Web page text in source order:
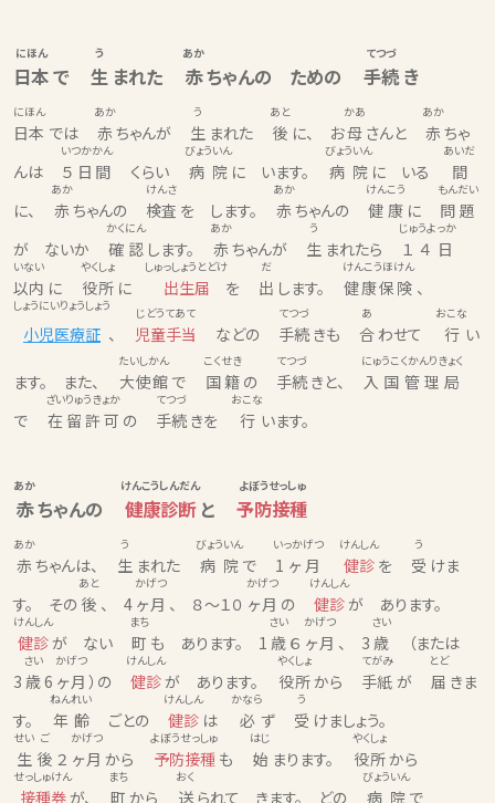
日本
にほん
で 生
う
まれた 赤
あか
ちゃんの ための 手続
てつづ
き
日本
にほん
では 赤
あか
ちゃんが 生
う
まれた 後
あと
に、 お母
かあ
さんと 赤
あか
んは ５日間
いつかかん
くらい 病院
びょういん
に います。 病院
びょういん
に いる 間
あいだ
に、 赤
あか
ちゃんの 検査
けんさ
を します。 赤
あか
ちゃんの 健康
けんこう
に 問題
もんだい
が ないか 確認
かくにん
します。 赤
あか
ちゃんが 生
う
まれたら １４日
じゅうよっか
以内
いない
に 役所
やくしょ
に 出生届
しゅっしょうとどけ
を 出
だ
します。 健康保険
けんこうほけん
、
小児医療証
しょうにいりょうしょう
、 児童手当
じどうてあて
などの 手続
てつづ
きも 合
あ
わせて 行
おこな
ます。 また、 大使館
たいしかん
で 国籍
こくせき
の 手続
てつづ
きと、 入国管理局
にゅうこくかんりきょく
で 在留許可
ざいりゅうきょか
の 手続
てつづ
きを 行
おこな
います。
赤
あか
ちゃんの 健康診断
けんこうしんだん
と 予防接種
よぼうせっしゅ
赤
あか
ちゃんは、 生
う
まれた 病院
びょういん
で 1ヶ月
いっかげつ
健診
けんしん
を 受
う
す。 その 後
あと
、 4 ヶ月
かげつ
、 ８〜１０ ヶ月
かげつ
の 健診
けんしん
が あります。
健診
けんしん
が ない 町
まち
も あります。 1 歳
さい
６ ヶ月
かげつ
、 3 歳
さい
3 歳
さい
6 ヶ月
かげつ
）の 健診
けんしん
が あります。 役所
やくしょ
から 手紙
てがみ
が 届
とど
す。 年齢
ねんれい
ごとの 健診
けんしん
は 必
かなら
ず 受
う
けましょう。
生
せい
後
ご
２ ヶ月
かげつ
から 予防接種
よぼうせっしゅ
も 始
はじ
まります。 役所
やくしょ
から
接種券
せっしゅけん
が、 町
まち
から 送
おく
られて きます。 どの 病院
びょういん
で